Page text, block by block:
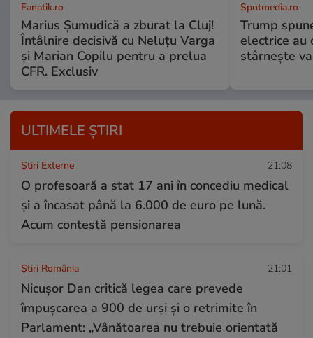
Fanatik.ro
Marius Şumudică a zburat la Cluj!
Întâlnire decisivă cu Neluţu Varga
şi Marian Copilu pentru a prelua
CFR. Exclusiv
Spotmedia.ro
Trump
electrice au
stârnește
ULTIMELE ȘTIRI
Știri Externe 21:08
O profesoară a stat 17 ani în concediu medical
și a încasat până la 6.000 de euro pe lună.
Acum contestă pensionarea
Știri România 21:01
Nicușor Dan critică legea care prevede
împușcarea a 900 de urși și o retrimite în
Parlament: „Vânătoarea nu trebuie orientată